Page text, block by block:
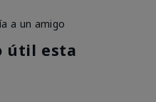
a un amigo
útil esta